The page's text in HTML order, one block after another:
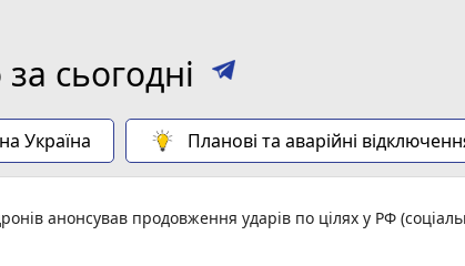
сьогодні
Україна Планові та аварійні
анонсував продовження ударів по цілях у РФ